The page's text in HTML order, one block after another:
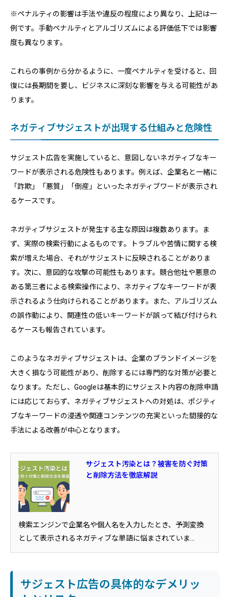
※ペナルティの影響は手法や違反の程度により異なり、上記は一
例です。手動ペナルティとアルゴリズムによる評価低下では影響
度も異なります。
これらの事例から分かるように、一度ペナルティを受けると、回
復には長期間を要し、ビジネスに深刻な影響を与える可能性があ
ります。
ネガティブサジェストが出現する仕組みと危険性
サジェスト広告を実施していると、意図しないネガティブなキー
ワードが表示される危険性もあります。例えば、企業名と一緒に
「詐欺」「悪質」「倒産」といったネガティブワードが表示され
るケースです。
ネガティブサジェストが発生する主な原因は複数あります。ま
ず、実際の検索行動によるものです。トラブルや苦情に関する検
索が増えた場合、それがサジェストに反映されることがありま
す。次に、意図的な攻撃の可能性もあります。競合他社や悪意の
ある第三者による検索操作により、ネガティブなキーワードが表
示されるよう仕向けられることがあります。また、アルゴリズム
の誤作動により、関連性の低いキーワードが誤って結び付けられ
るケースも報告されています。
このようなネガティブサジェストは、企業のブランドイメージを
大きく損なう可能性があり、削除するには専門的な対策が必要と
なります。ただし、Googleは基本的にサジェスト内容の削除申請
には応じておらず、ネガティブサジェストへの対処は、ポジティ
ブなキーワードの浸透や関連コンテンツの充実といった間接的な
手法による改善が中心となります。
サジェスト汚染とは？被害を防ぐ対策
と削除方法を徹底解説
検索エンジンで企業名や個人名を入力したとき、予測変換
として表示されるネガティブな単語に悩まされていま...
サジェスト広告の具体的なデメリッ